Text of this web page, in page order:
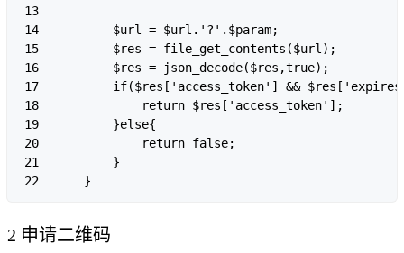
13
14
15
16
17
18
19
20
21
22
        $url = $url.'?'.$param;
        $res = file_get_contents($url);
        $res = json_decode($res,true);
if($res['access_token'] &&
            return $res['access_token'];
        }else{
            return false;
        }
2 申请二维码